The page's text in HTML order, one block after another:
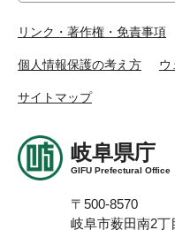
リンク・著作権・免責事項
個人情報保護の考え方 ウ
サイトマップ
岐阜県庁
GIFU Prefectural Office
〒500-8570
岐阜市薮田南2丁